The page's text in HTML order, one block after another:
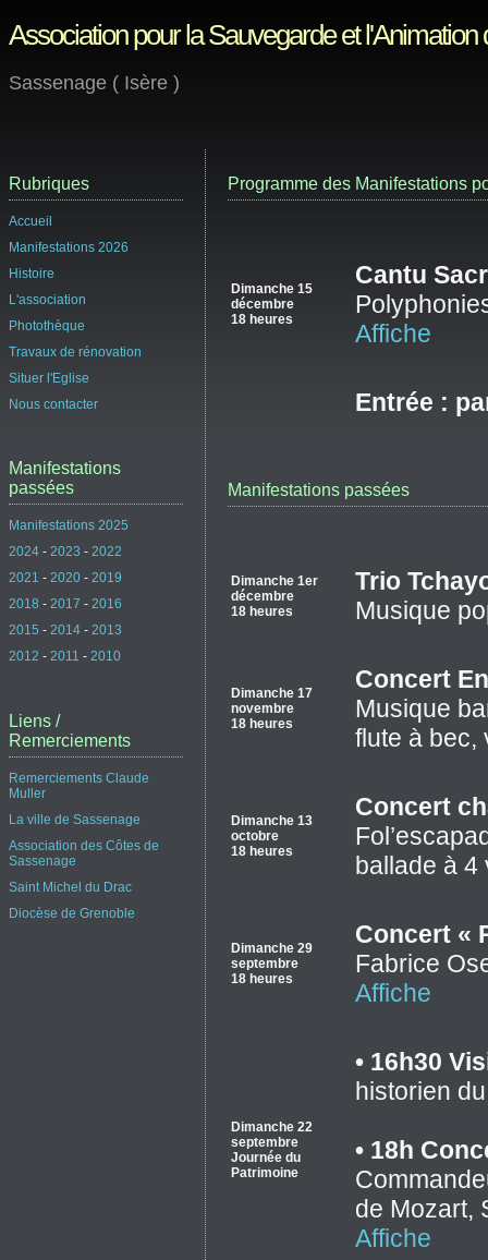
Association pour la Sauvegarde et
Sassenage ( Isère )
Programme des Manifestations
Dimanche 15
décembre
18 heures
Cantu
Affiche
Entrée :
Manifestations passées
Dimanche 1er
décembre
18 heures
Trio
Musique
Dimanche 17
novembre
18 heures
Concert
Musique
flute à bec,
Dimanche 13
octobre
18 heures
Concert
ballade à
Dimanche 29
septembre
18 heures
Concert «
Fabrice
Affiche
Dimanche 22
septembre
Journée du
Patrimoine
• 16h30
historien
• 18h
de Mozart,
Affiche
Rubriques
Accueil
Manifestations 2026
Histoire
L'association
Photothèque
Travaux de rénovation
Situer l'Eglise
Nous contacter
Manifestations
passées
Manifestations 2025
2024 - 2023 - 2022
2021 - 2020 - 2019
2018 - 2017 - 2016
2015 - 2014 - 2013
2012 - 2011 - 2010
Liens /
Remerciements
Remerciements Claude
Muller
La ville de Sassenage
Association des Côtes de
Sassenage
Saint Michel du Drac
Diocèse de Grenoble